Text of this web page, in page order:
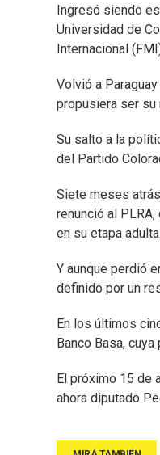
Ingresó siendo
Universidad de
Internacional
Volvió a
propusiera ser su
Su salto a la
del Partido
Siete meses
renunció al
en su etapa adulta.
Y aunque perdió
definido por un
En los últimos
Banco Basa,
El próximo 15 de
ahora diputado